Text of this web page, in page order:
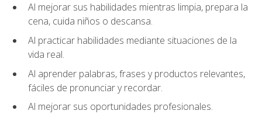
Al mejorar sus habilidades mientras limpia, prepara la
cena, cuida niños o descansa.
Al practicar habilidades mediante situaciones de la
vida real.
Al aprender palabras, frases y productos relevantes,
fáciles de pronunciar y recordar.
Al mejorar sus oportunidades profesionales.